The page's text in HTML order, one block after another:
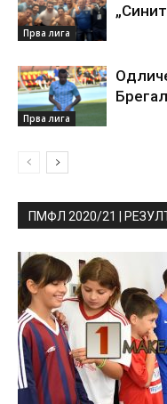
Прва лига
Прва лига
ПМФЛ 2020/21 |